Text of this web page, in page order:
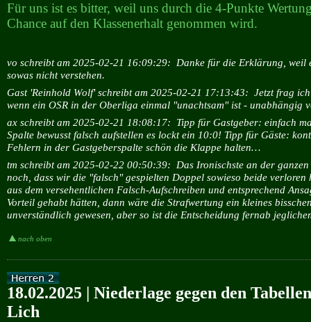
Für uns ist es bitter, weil uns durch die 4-Punkte
Chance auf den Klassenerhalt genommen wird.
vo schreibt am 2025-02-21 16:09:29: Danke für die Erklärung, weil
sowas nicht verstehen.
Gast 'Reinhold Wolf' schreibt am 2025-02-21 17:13:43: Jetzt frag
wenn ein OSR in der Oberliga einmal "unachtsam" ist - unabhängig
ax schreibt am 2025-02-21 18:08:17: Tipp für Gastgeber: einfach
Spalte bewusst falsch aufstellen es lockt ein 10:0! Tipp für Gäste:
Fehlern in der Gastgeberspalte schön die Klappe halten…
tm schreibt am 2025-02-22 00:50:39: Das Ironischste an der
noch, dass wir die "falsch" gespielten Doppel sowieso beide verloren
aus dem versehentlichen Falsch-Aufschreiben und entsprechend
Vorteil gehabt hätten, dann wäre die Strafwertung ein kleines
unverständlich gewesen, aber so ist die Entscheidung fernab
nach oben
18.02.2025 | Niederlage gegen den
Lich